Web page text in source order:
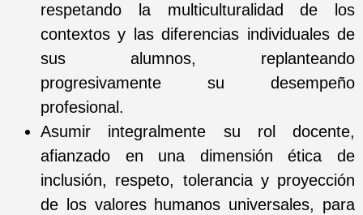
respetando la multiculturalidad de los
contextos y las diferencias individuales de
sus alumnos, replanteando
progresivamente su desempeño
profesional.
Asumir integralmente su rol docente,
afianzado en una dimensión ética de
inclusión, respeto, tolerancia y proyección
de los valores humanos universales, para